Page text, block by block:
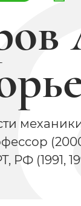
РФ (1991,